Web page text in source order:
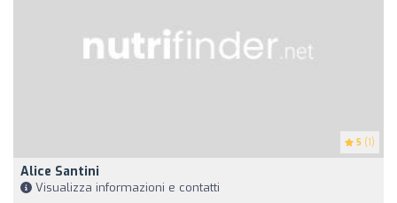
5 (1)
Alice Santini
Visualizza informazioni e contatti